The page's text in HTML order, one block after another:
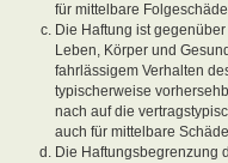
für mittelbare
Die Haftung ist
Leben, Körper und
fahrlässigem Verhalten
typischerweise
nach auf die
auch für mittelbare
Die Haftungsbegrenzung